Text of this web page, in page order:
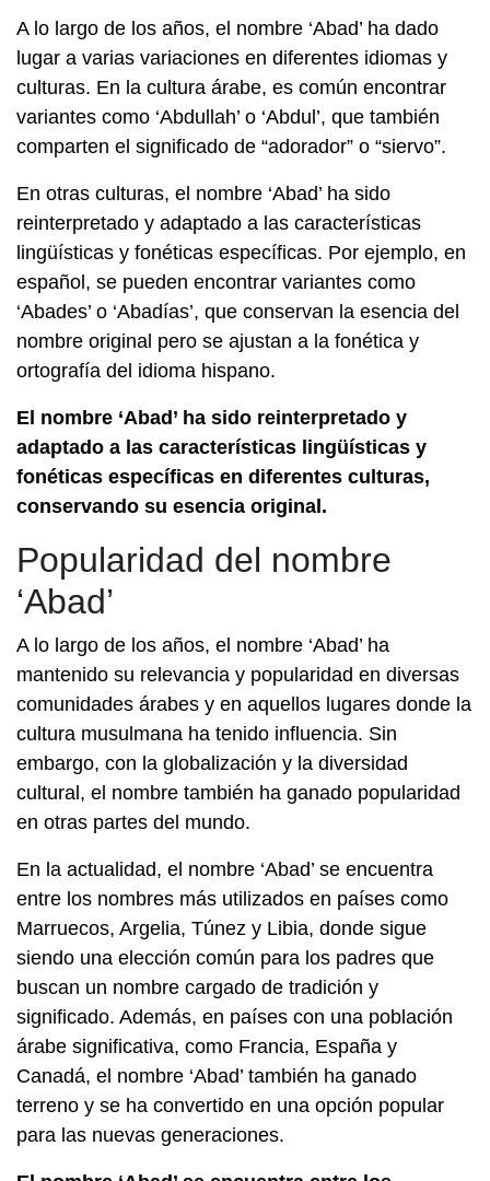
A lo largo de los años, el nombre ‘Abad’ ha dado
lugar a varias variaciones en diferentes idiomas y
culturas. En la cultura árabe, es común encontrar
variantes como ‘Abdullah’ o ‘Abdul’, que también
comparten el significado de “adorador” o “siervo”.
En otras culturas, el nombre ‘Abad’ ha sido
reinterpretado y adaptado a las características
lingüísticas y fonéticas específicas. Por ejemplo, en
español, se pueden encontrar variantes como
‘Abades’ o ‘Abadías’, que conservan la esencia del
nombre original pero se ajustan a la fonética y
ortografía del idioma hispano.
El nombre ‘Abad’ ha sido reinterpretado y
adaptado a las características lingüísticas y
fonéticas específicas en diferentes culturas,
conservando su esencia original.
Popularidad del nombre
‘Abad’
A lo largo de los años, el nombre ‘Abad’ ha
mantenido su relevancia y popularidad en diversas
comunidades árabes y en aquellos lugares donde la
cultura musulmana ha tenido influencia. Sin
embargo, con la globalización y la diversidad
cultural, el nombre también ha ganado popularidad
en otras partes del mundo.
En la actualidad, el nombre ‘Abad’ se encuentra
entre los nombres más utilizados en países como
Marruecos, Argelia, Túnez y Libia, donde sigue
siendo una elección común para los padres que
buscan un nombre cargado de tradición y
significado. Además, en países con una población
árabe significativa, como Francia, España y
Canadá, el nombre ‘Abad’ también ha ganado
terreno y se ha convertido en una opción popular
para las nuevas generaciones.